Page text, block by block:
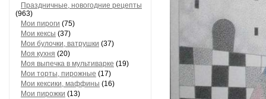
Праздничные, новогодние рецепты
(963)
Мои пироги (75)
Мои кексы (37)
Мои булочки, ватрушки (37)
Моя кухня (20)
Моя выпечка в мультиварке (19)
Мои торты, пирожные (17)
Мои кексики, маффины (16)
Мои пирожки (13)